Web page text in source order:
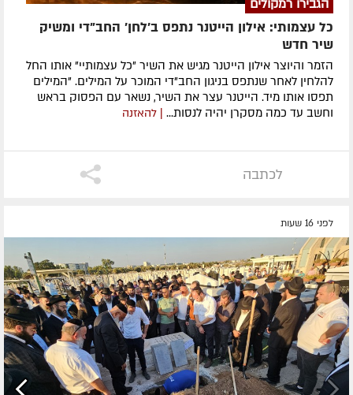
הגבירו רמקולים
כל עצמותי: אילון הייטנר נתפס ב'לחן' החב"די ומשיק
שיר חדש
הזמר והיוצר אילון הייטנר מגיש את השיר "כל עצמותיי" אותו החל
להלחין לאחר שנתפס בניגון החב"די המוכר על המילים. "המילים
תפסו אותו מיד. הייטנר עצר את השיר, נשאר עם הפסוק בראש
וחשב עד כמה מסקרן יהיה לנסות... | להאזנה
לכתבה
לפני 16 שעות